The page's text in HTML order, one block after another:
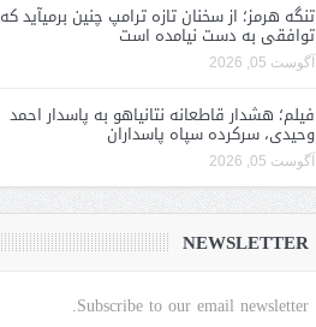
تنگه هرمز؛ از سخنان تازه ترامپ چنین برمیآید که
توافقی به دست نیامده است
آگوست 05, 2026
فیلم؛ هشدار قاطعانه نتانیاهو به پاسدار احمد
وحیدی، سرکرده سپاه پاسداران
آگوست 05, 2026
NEWSLETTER
Subscribe to our email newsletter.